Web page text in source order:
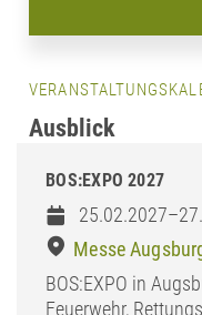
Ausblick
BOS:EXPO 2027
Messe
BOS:EXPO in
Feuerwehr,